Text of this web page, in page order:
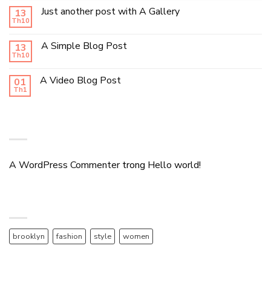
13
Th10
Just another post with A Gallery
13
Th10
A Simple Blog Post
01
Th1
A Video Blog Post
A WordPress Commentertrong Hello world!
brooklyn fashion style women